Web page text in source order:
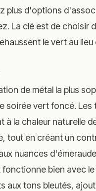
plus d'options
La clé est de choisir
le vert au lieu
de métal la plus
soirée vert foncé. Les
à la chaleur naturelle
tout en créant un
nuances
bien avec
aux tons bleutés,